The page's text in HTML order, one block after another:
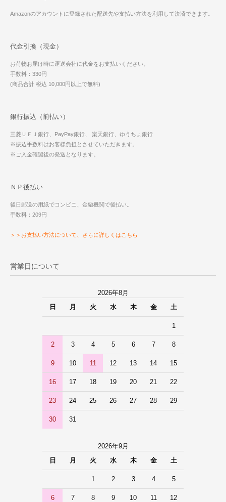
Amazonのアカウントに登録された配送先や支払い方法を利用して決済できます。
代金引換（現金）
お荷物お届け時に運送会社に代金をお支払いください。
手数料：330円
(商品合計 税込 10,000円以上で無料)
銀行振込（前払い）
三菱ＵＦＪ銀行、PayPay銀行、 楽天銀行、ゆうちょ銀行
※振込手数料はお客様負担とさせていただきます。
※ご入金確認後の発送となります。
ＮＰ後払い
後日郵送の用紙でコンビニ、金融機関で後払い。
手数料：209円
＞＞お支払い方法について、さらに詳しくはこちら
営業日について
2026年8月
日
月 火 水 木 金 土
1
2 3 4 5 6 7 8
9 10 11 12 13 14 15
16 17 18 19 20 21 22
23 24 25 26 27 28 29
30 31
2026年9月
日
月 火 水 木 金 土
1 2 3 4 5
6 7 8 9 10 11 12